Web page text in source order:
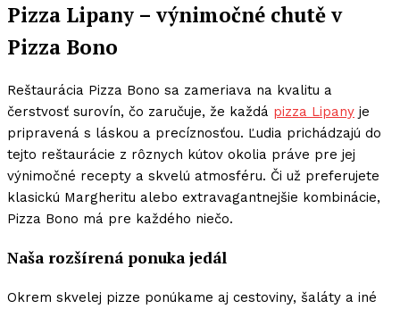
Pizza Lipany – výnimočné chutě v
Pizza Bono
Reštaurácia Pizza Bono sa zameriava na kvalitu a
čerstvosť surovín, čo zaručuje, že každá pizza Lipany je
pripravená s láskou a precíznosťou. Ľudia prichádzajú do
tejto reštaurácie z rôznych kútov okolia práve pre jej
výnimočné recepty a skvelú atmosféru. Či už preferujete
klasickú Margheritu alebo extravagantnejšie kombinácie,
Pizza Bono má pre každého niečo.
Naša rozšírená ponuka jedál
Okrem skvelej pizze ponúkame aj cestoviny, šaláty a iné